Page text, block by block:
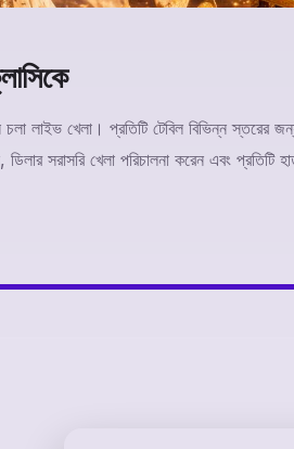
চলা লাইভ খেলা। প্রতিটি টেবিল বিভিন্ন স্তরের
সরাসরি খেলা পরিচালনা করেন এবং প্রতিটি